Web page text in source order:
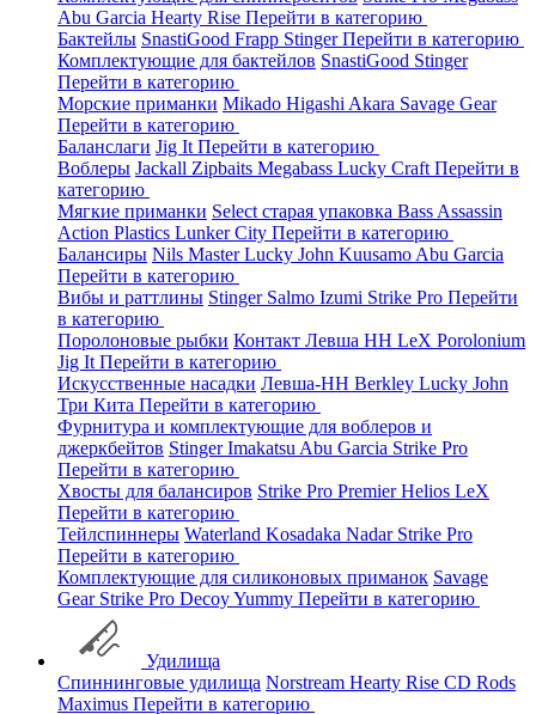
Abu Garcia Hearty Rise Перейти в категорию
Бактейлы SnastiGood Frapp StingerПерейти в категорию
Комплектующие для бактейлов SnastiGood Stinger
Перейти в категорию
Морские приманки Mikado Higashi Akara Savage Gear
Перейти в категорию
Баланслаги Jig It Перейти в категорию
Воблеры Jackall Zipbaits Megabass Lucky Craft Перейти в
категорию
Мягкие приманки Select старая упаковка Bass Assassin
Action Plastics Lunker City Перейти в категорию
Балансиры Nils MasterLucky John Kuusamo Abu Garcia
Перейти в категорию
Вибы и раттлины Stinger Salmo Izumi Strike Pro Перейти
в категорию
Поролоновые рыбки Контакт Левша НН LeX Porolonium
Jig It Перейти в категорию
Искусственные насадки Левша-НН Berkley Lucky John
Три Кита Перейти в категорию
Фурнитура и комплектующие для воблеров и
джеркбейтов StingerImakatsu Abu Garcia Strike Pro
Перейти в категорию
Хвосты для балансиров Strike Pro PremierHelios LeX
Перейти в категорию
Тейлспиннеры Waterland Kosadaka Nadar Strike Pro
Перейти в категорию
Комплектующие для силиконовых приманок Savage
Gear Strike Pro DecoyYummy Перейти в категорию
Удилища
Спиннинговые удилища Norstream Hearty Rise CD Rods
Maximus Перейти в категорию